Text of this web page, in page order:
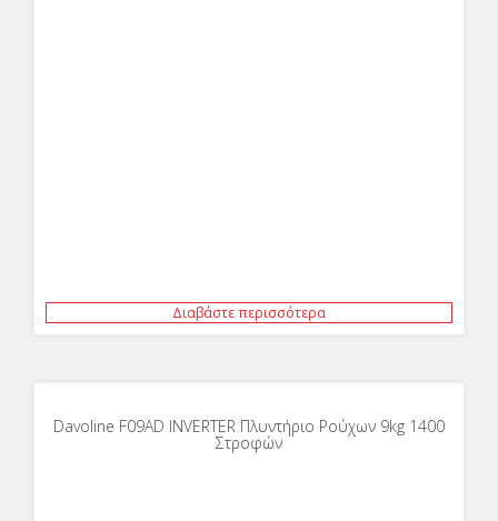
Διαβάστε περισσότερα
Davoline F09AD INVERTER Πλυντήριο Ρούχων 9kg 1400
Στροφών